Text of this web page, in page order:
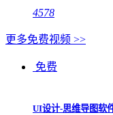
4578
更多免费视频 >>
免费
UI设计-思维导图软